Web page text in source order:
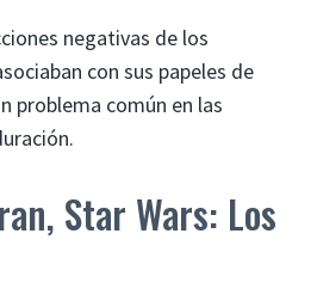
negativas de los
con sus papeles de
problema común en las
Star Wars: Los